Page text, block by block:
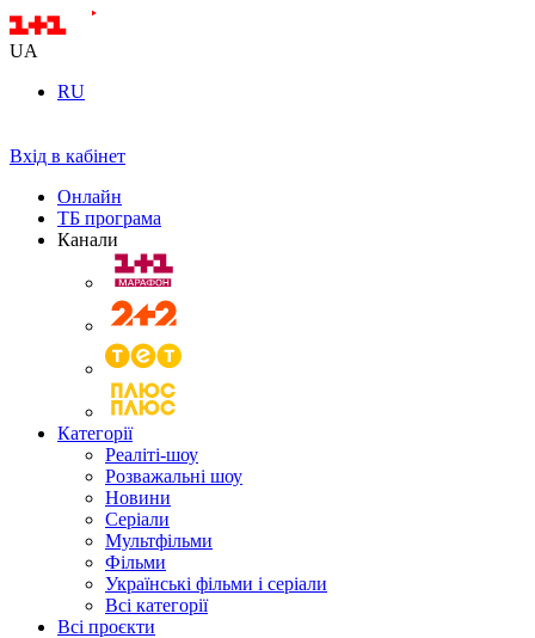
UA
RU
Вхід в кабінет
Онлайн
ТБ програма
Канали
Категорії
Реаліті-шоу
Розважальні шоу
Новини
Серіали
Мультфільми
Фільми
Українські фільми і серіали
Всі категорії
Всі проєкти